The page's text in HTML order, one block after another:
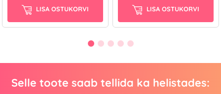
LISA OSTUKORVI LISA OSTUKORVI
Selle toote saab tellida ka helistades: